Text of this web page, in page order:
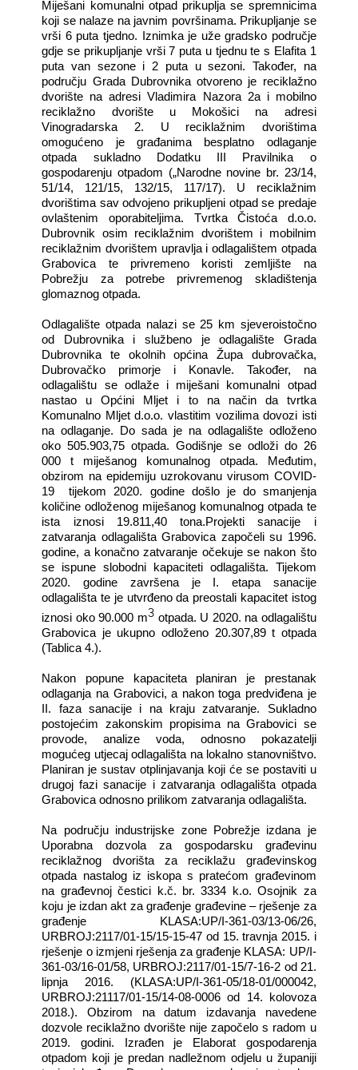
Miješani komunalni otpad prikuplja se spremnicima
koji se nalaze na javnim površinama. Prikupljanje se
vrši 6 puta tjedno. Iznimka je uže gradsko područje
gdje se prikupljanje vrši 7 puta u tjednu te s Elafita 1
puta van sezone i 2 puta u sezoni. Također, na
području Grada Dubrovnika otvoreno je reciklažno
dvorište na adresi Vladimira Nazora 2a i mobilno
reciklažno dvorište u Mokošici na adresi
Vinogradarska 2. U reciklažnim dvorištima
omogućeno je građanima besplatno odlaganje
otpada sukladno Dodatku III Pravilnika o
gospodarenju otpadom („Narodne novine br. 23/14,
51/14, 121/15, 132/15, 117/17). U reciklažnim
dvorištima sav odvojeno prikupljeni otpad se predaje
ovlaštenim oporabiteljima. Tvrtka Čistoća d.o.o.
Dubrovnik osim reciklažnim dvorištem i mobilnim
reciklažnim dvorištem upravlja i odlagalištem otpada
Grabovica te privremeno koristi zemljište na
Pobrežju za potrebe privremenog skladištenja
glomaznog otpada.
Odlagalište otpada nalazi se 25 km sjeveroistočno
od Dubrovnika i službeno je odlagalište Grada
Dubrovnika te okolnih općina Župa dubrovačka,
Dubrovačko primorje i Konavle. Također, na
odlagalištu se odlaže i miješani komunalni otpad
nastao u Općini Mljet i to na način da tvrtka
Komunalno Mljet d.o.o. vlastitim vozilima dovozi isti
na odlaganje. Do sada je na odlagalište odloženo
oko 505.903,75 otpada. Godišnje se odloži do 26
000 t miješanog komunalnog otpada. Međutim,
obzirom na epidemiju uzrokovanu virusom COVID-
19
tijekom 2020. godine došlo je do smanjenja
količine odloženog miješanog komunalnog otpada te
ista iznosi 19.811,40 tona.Projekti sanacije i
zatvaranja odlagališta Grabovica započeli su 1996.
godine, a konačno zatvaranje očekuje se nakon što
se ispune slobodni kapaciteti odlagališta. Tijekom
2020. godine završena je I. etapa sanacije
odlagališta te je utvrđeno da preostali kapacitet istog
iznosi oko 90.000 m3otpada. U 2020. na odlagalištu
Grabovica je ukupno odloženo 20.307,89 t otpada
(Tablica 4.).
Nakon popune kapaciteta planiran je prestanak
odlaganja na Grabovici, a nakon toga predviđena je
II. faza sanacije i na kraju zatvaranje. Sukladno
postojećim zakonskim propisima na Grabovici se
provode, analize voda, odnosno pokazatelji
mogućeg utjecaj odlagališta na lokalno stanovništvo.
Planiran je sustav otplinjavanja koji će se postaviti u
drugoj fazi sanacije i zatvaranja odlagališta otpada
Grabovica odnosno prilikom zatvaranja odlagališta.
Na području industrijske zone Pobrežje izdana je
Uporabna dozvola za gospodarsku građevinu
reciklažnog dvorišta za reciklažu građevinskog
otpada nastalog iz iskopa s pratećom građevinom
na građevnoj čestici k.č. br. 3334 k.o. Osojnik za
koju je izdan akt za građenje građevine – rješenje za
građenje KLASA:UP/I-361-03/13-06/26,
URBROJ:2117/01-15/15-15-47 od 15. travnja 2015. i
rješenje o izmjeni rješenja za građenje KLASA: UP/I-
361-03/16-01/58, URBROJ:2117/01-15/7-16-2 od 21.
lipnja 2016. (KLASA:UP/I-361-05/18-01/000042,
URBROJ:21117/01-15/14-08-0006 od 14. kolovoza
2018.). Obzirom na datum izdavanja navedene
dozvole reciklažno dvorište nije započelo s radom u
2019. godini. Izrađen je Elaborat gospodarenja
otpadom koji je predan nadležnom odjelu u županiji